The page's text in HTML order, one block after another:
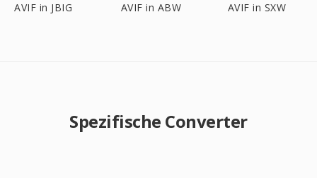
AVIF in JBIG AVIF in ABW AVIF in SXW
Spezifische Converter